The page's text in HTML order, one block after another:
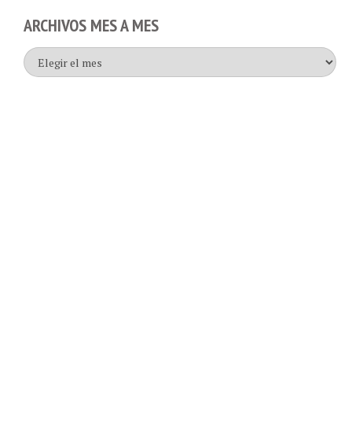
Archivos
mes
a